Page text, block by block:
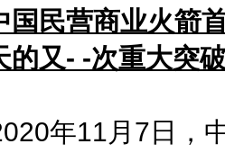
国民营商业火箭
的又- -次重大突
年11月7日，